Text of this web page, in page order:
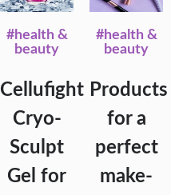
#health &
beauty
Cellufight
Cryo-
Sculpt
Gel for
#health &
beauty
Products
for a
perfect
make-